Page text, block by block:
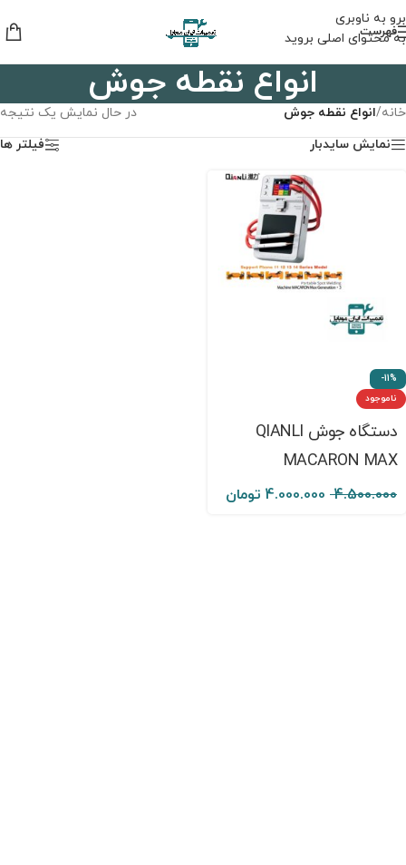
برو به ناوبری
به محتوای اصلی بروید
فهرست
انواع نقطه جوش
خانه/انواع نقطه جوش
در حال نمایش یک نتیجه
نمایش سایدبار
فیلتر ها
-11%
ناموجود
دستگاه جوش QIANLI
MACARON MAX
4.500.000
4.000.000 تومان